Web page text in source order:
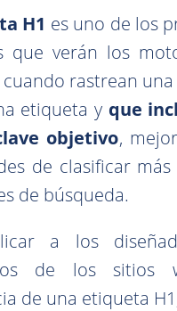
H1 es uno de los
que verán los
rastrean una
etiqueta y que
objetivo,
de clasificar
de búsqueda.
a los
de los sitios
de una etiqueta